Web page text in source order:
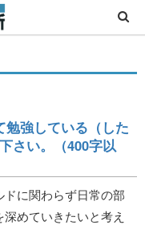
勉強している（した
さい。（400字以
に関わらず日常の部
めていきたいと考え